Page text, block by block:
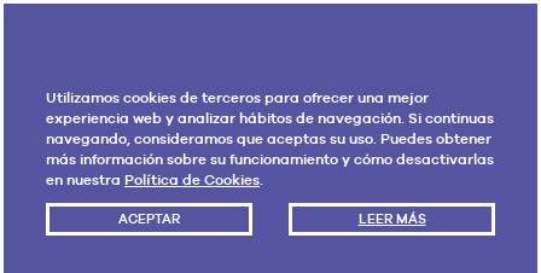
Utilizamos cookies de terceros para ofrecer una mejor
experiencia web y analizar hábitos de navegación. Si continuas
navegando, consideramos que aceptas su uso. Puedes obtener
más información sobre su funcionamiento y cómo desactivarlas
en nuestra Política de Cookies.
ACEPTAR LEER MÁS